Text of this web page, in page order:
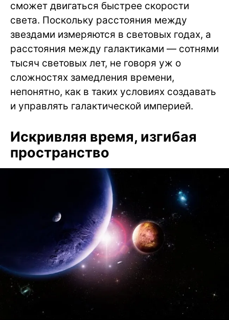
сможет двигаться быстрее скорости
света. Поскольку расстояния между
звездами измеряются в световых годах, а
расстояния между галактиками — сотнями
тысяч световых лет, не говоря уж о
сложностях замедления времени,
непонятно, как в таких условиях создавать
и управлять галактической империей.
Искривляя время, изгибая
пространство